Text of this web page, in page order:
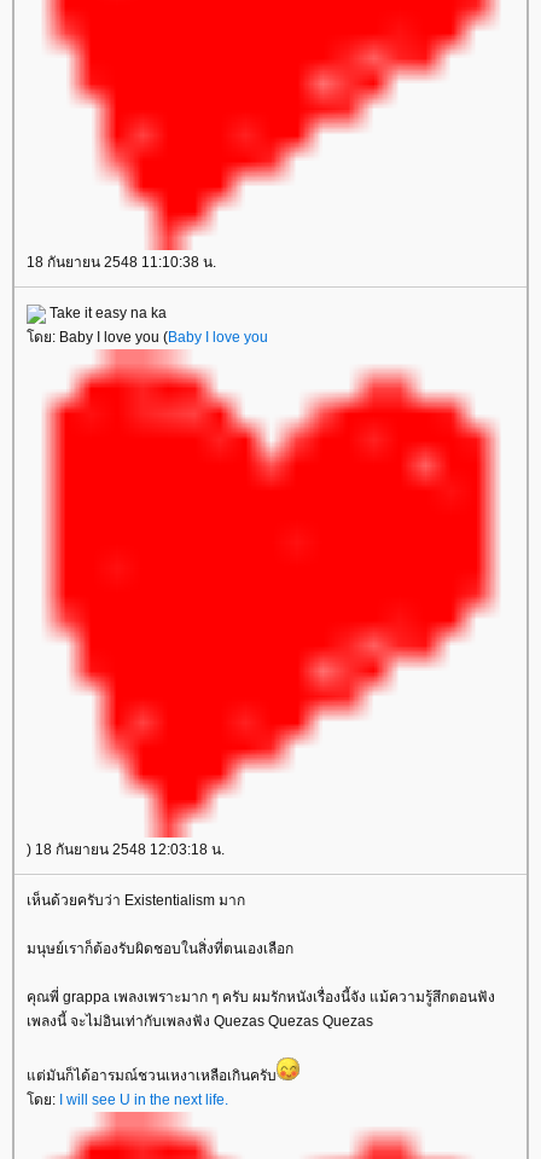
18 กันยายน 2548 11:10:38 น.
Take it easy na ka
ดย: Baby I love you (Baby I love you
) 18 กันยายน 2548 12:03:18 น.
เห็นด้วยครับว่า Existentialism มาก
มนุษย์เราก็ต้องรับผิดชอบในสิ่งที่ตนเองเลือก
คุณพี่ grappa เพลงเพราะมาก ๆ ครับ ผมรักหนังเรื่องนี้จัง แม้ความรู้สึกตอนฟัง
เพลงนี้ จะไม่อินเท่ากับเพลงฟัง Quezas Quezas Quezas
ต่มันก็ได้อารมณ์ชวนเหงาเหลือเกินครับ
ดย:
I will see U in the next life.